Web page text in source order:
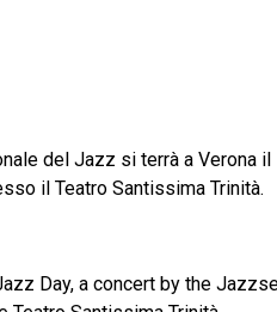
del Jazz si terrà a Verona il
il Teatro Santissima Trinità.
Day, a concert by the